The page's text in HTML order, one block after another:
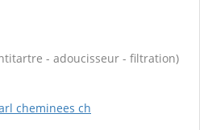
- adoucisseur - filtration)
cheminees ch